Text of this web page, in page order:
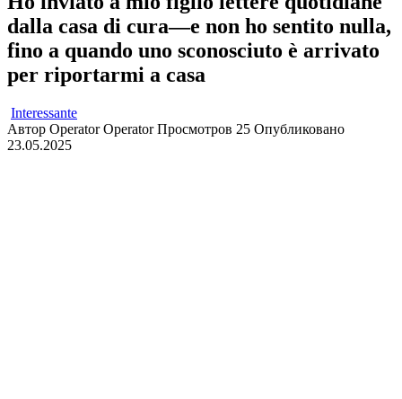
dalla casa di cura—e non ho sentito nulla,
fino a quando uno sconosciuto è arrivato
per riportarmi a casa
Interessante
Автор Operator Operator Просмотров 25 Опубликовано
23.05.2025